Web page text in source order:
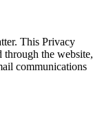
This Privacy
through the website,
communications